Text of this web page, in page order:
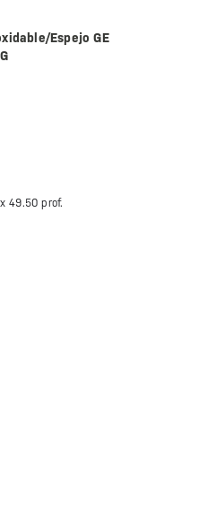
Espejo GE
x49.50 prof.